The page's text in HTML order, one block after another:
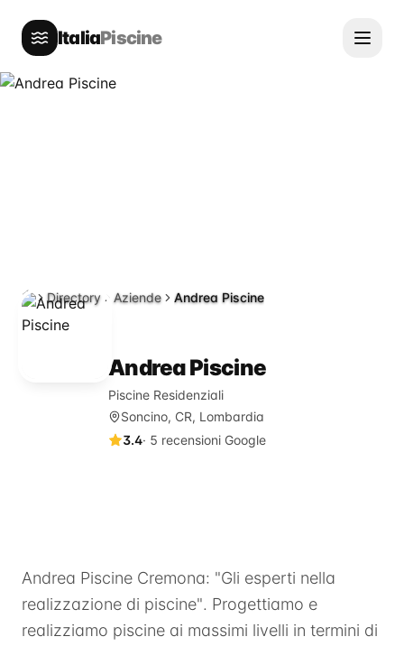
ItaliaPiscine
HomeDirectory Aziende Andrea Piscine
Andrea Piscine
Piscine Residenziali
Soncino, CR, Lombardia
3.4· 5 recensioni Google
Andrea Piscine Cremona: "Gli esperti nella
realizzazione di piscine". Progettiamo e
realizziamo piscine ai massimi livelli in termini di